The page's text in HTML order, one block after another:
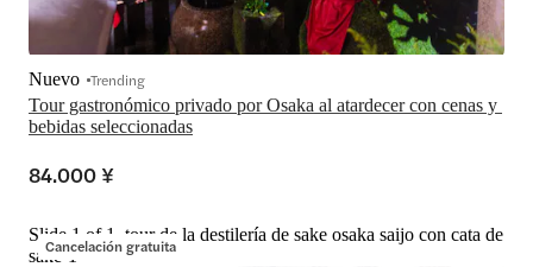
Tour gastronómico privado por Osaka al atardecer con cenas y
bebidas seleccionadas
Nuevo Trending
84.000 ¥
Cancelación gratuita
Slide 1 of 1, tour de la destilería de sake osaka saijo con cata de
sake-1